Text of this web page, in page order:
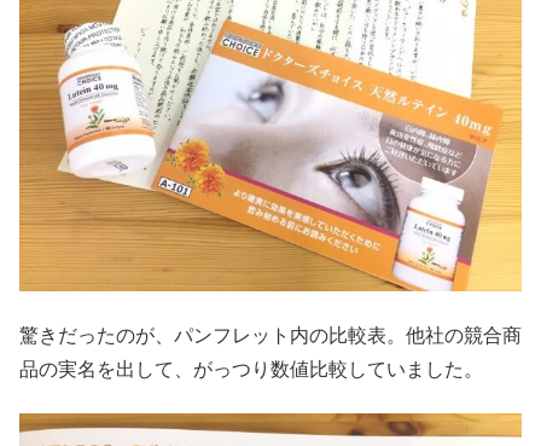
驚きだったのが、パンフレット内の比較表。他社の競合商
品の実名を出して、がっつり数値比較していました。